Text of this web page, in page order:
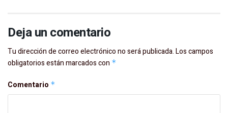
Deja un comentario
Tu dirección de correo electrónico no será publicada.Los campos
obligatorios están marcados con *
Comentario *